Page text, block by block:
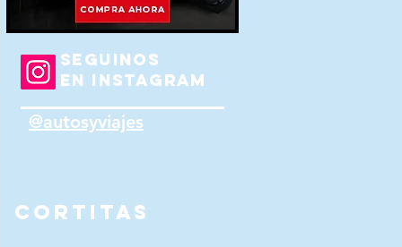
CORTITAS
SEGUINOS
EN INSTAGRAM
@autosyviajes